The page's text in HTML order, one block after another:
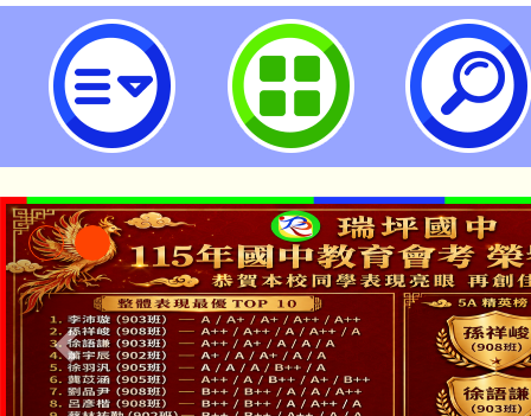
函轉陸軍航空第六0一旅為辦理國
訓練期程-桃園市立瑞坪國民中學